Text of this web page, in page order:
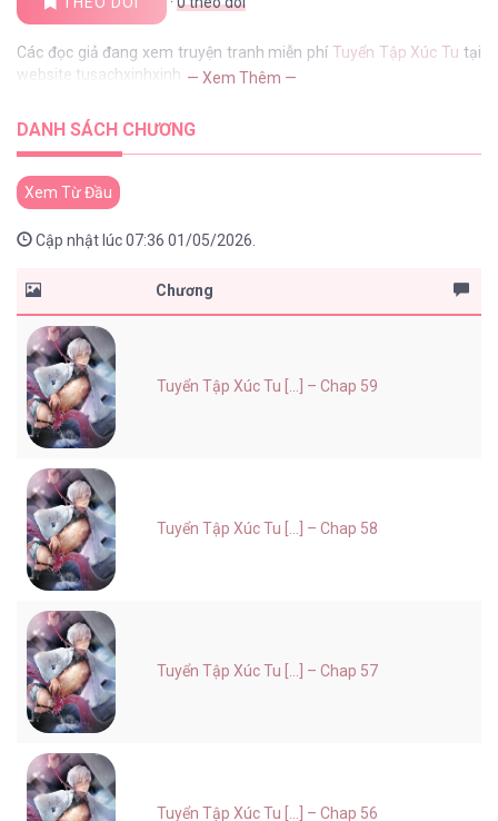
Các đọc giả đang xem truyện tranh miễn phí Tuyển Tập Xúc Tu tại
website tusachxinhxinh — Xem Thêm —
DANH SÁCH CHƯƠNG
Xem Từ Đầu
Cập nhật lúc 07:36 01/05/2026.
Chương
Tuyển Tập Xúc Tu [...] – Chap 59
Tuyển Tập Xúc Tu [...] – Chap 58
Tuyển Tập Xúc Tu [...] – Chap 57
Tuyển Tập Xúc Tu [...] – Chap 56